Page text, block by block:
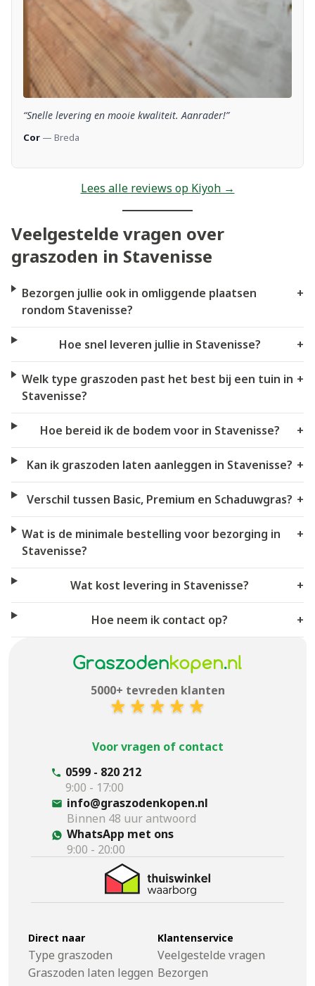
“Snelle levering en mooie kwaliteit. Aanrader!”
Cor — Breda
Lees alle reviews op Kiyoh →
Veelgestelde vragen over
graszoden in Stavenisse
Bezorgen jullie ook in omliggende plaatsen
rondom Stavenisse?
+
Hoe snel leveren jullie in Stavenisse? +
Welk type graszoden past het best bij een tuin in
Stavenisse?
+
Hoe bereid ik de bodem voor in Stavenisse? +
Kan ik graszoden laten aanleggen in Stavenisse? +
Verschil tussen Basic, Premium en Schaduwgras? +
Wat is de minimale bestelling voor bezorging in
Stavenisse?
+
Wat kost levering in Stavenisse? +
Hoe neem ik contact op? +
5000+ tevreden klanten
Voor vragen of contact
0599 - 820 212
9:00 - 17:00
info@graszodenkopen.nl
Binnen 48 uur antwoord
WhatsApp met ons
9:00 - 20:00
Direct naar
Type graszoden
Graszoden laten leggen
Klantenservice
Veelgestelde vragen
Bezorgen